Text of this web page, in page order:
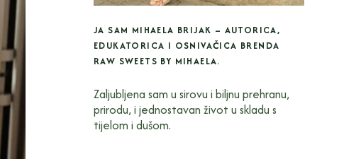
JA SAM MIHAELA BRIJAK – AUTORICA,
EDUKATORICA I OSNIVAČICA BRENDA
RAW SWEETS BY MIHAELA.
Zaljubljena sam u sirovu i biljnu prehranu,
prirodu, i jednostavan život u skladu s
tijelom i dušom.